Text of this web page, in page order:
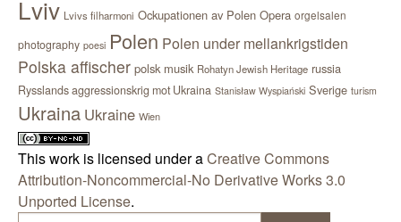
Lviv Lvivs filharmoni Ockupationen av Polen Opera orgelsalen
photography poesi Polen Polen under mellankrigstiden
Polska affischer polsk musik Rohatyn Jewish Heritage russia
Rysslands aggressionskrig mot Ukraina Stanisław Wyspiański Sverige turism
Ukraina Ukraine Wien
This work is licensed under aCreative Commons
Attribution-Noncommercial-No Derivative Works 3.0
Unported License.